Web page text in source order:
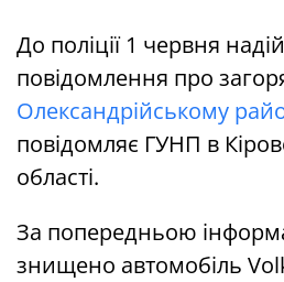
До поліції 1 червня
повідомлення про
Олександрійському
повідомляє ГУНП в
області.
За попередньою
знищено автомобіль